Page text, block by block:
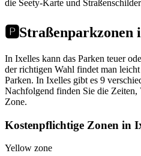
die Seety-Karte und
🅿️Straßenparkzonen
In Ixelles kann das Parken teuer
der richtigen Wahl findet man
Parken. In Ixelles gibt es 9
Nachfolgend finden Sie die
Zone.
Kostenpflichtige Zonen in
Yellow zone